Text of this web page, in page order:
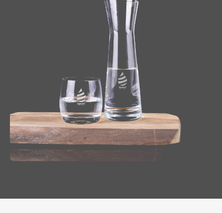
Reprezentujesz
agencję reklamową?
Chcesz nawiązać z nami długoletnią współpracę? Sprawdź
naszą ofertę współpracy, załóż darmowe konto w naszym
panelu B2B i odkryj pełnię możliwości naszego systemu.